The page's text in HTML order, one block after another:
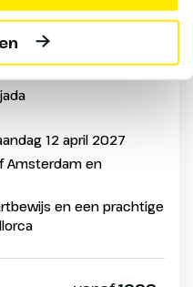
Hotel
12 april 2027
Amsterdam en
en een prachtige